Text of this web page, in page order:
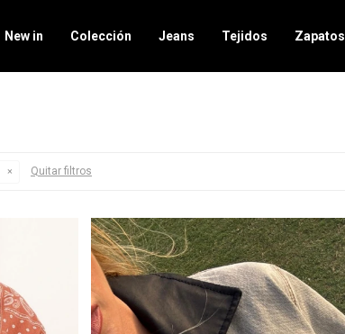
New in Colección Jeans Tejidos Zapatos
Quitar filtros